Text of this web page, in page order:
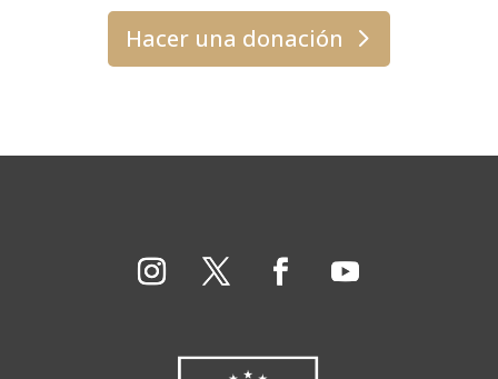
Hacer una donación